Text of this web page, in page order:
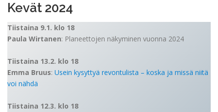
Kevät 2024
Tiistaina 9.1. klo 18
Paula Wirtanen: Planeettojen näkyminen vuonna 2024
Tiistaina 13.2. klo 18
Emma Bruus: Usein kysyttyä revontulista – koska ja missä niitä
voi nähdä
Tiistaina 12.3. klo 18